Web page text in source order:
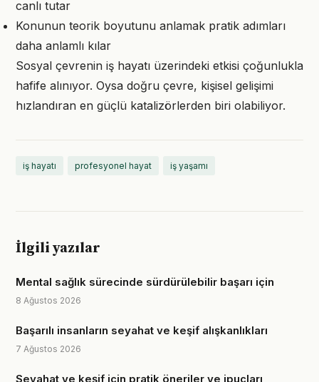
canlı tutar
Konunun teorik boyutunu anlamak pratik adımları
daha anlamlı kılar
Sosyal çevrenin iş hayatı üzerindeki etkisi çoğunlukla
hafife alınıyor. Oysa doğru çevre, kişisel gelişimi
hızlandıran en güçlü katalizörlerden biri olabiliyor.
iş hayatı profesyonel hayat iş yaşamı
İlgili yazılar
Mental sağlık sürecinde sürdürülebilir başarı için
8 Ağustos 2026
Başarılı insanların seyahat ve keşif alışkanlıkları
7 Ağustos 2026
Seyahat ve keşif için pratik öneriler ve ipuçları